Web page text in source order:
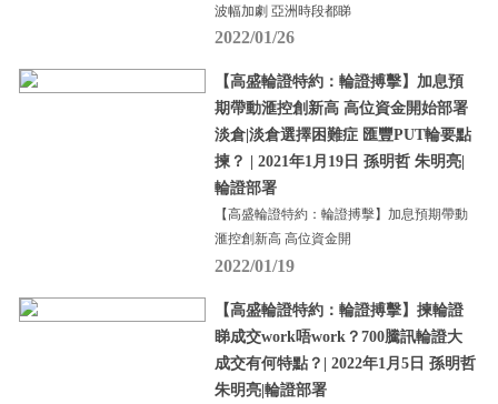
波幅加劇 亞洲時段都睇
2022/01/26
【高盛輪證特約：輪證搏擊】加息預
期帶動滙控創新高 高位資金開始部署
淡倉|淡倉選擇困難症 匯豐PUT輪要點
揀？ | 2021年1月19日 孫明哲 朱明亮|
輪證部署
【高盛輪證特約：輪證搏擊】加息預期帶動
滙控創新高 高位資金開
2022/01/19
【高盛輪證特約：輪證搏擊】揀輪證
睇成交work唔work？700騰訊輪證大
成交有何特點？| 2022年1月5日 孫明哲
朱明亮|輪證部署